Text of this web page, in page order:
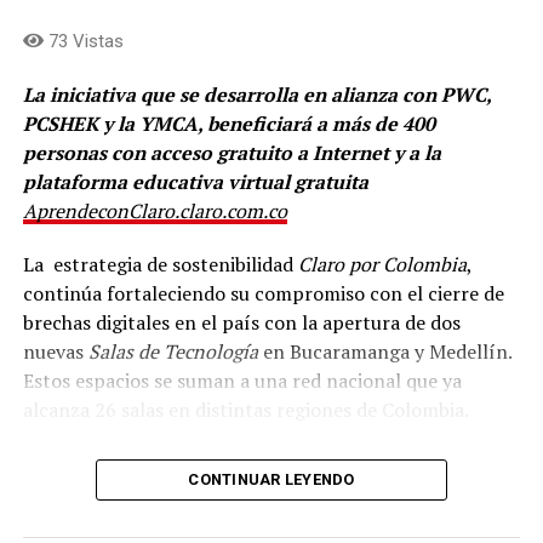
73 Vistas
La iniciativa que se desarrolla en alianza con PWC,
PCSHEK y la YMCA, beneficiará a más de 400
personas con acceso gratuito a Internet y a la
plataforma educativa virtual gratuita
AprendeconClaro.claro.com.co
La estrategia de sostenibilidad Claro por Colombia,
continúa fortaleciendo su compromiso con el cierre de
brechas digitales en el país con la apertura de dos
nuevas Salas de Tecnologíaen Bucaramanga y Medellín.
Estos espacios se suman a una red nacional que ya
Gracias a la alianza con PWC, PCSHECK y la
organización social internacional YMCA, las
CONTINUAR LEYENDO